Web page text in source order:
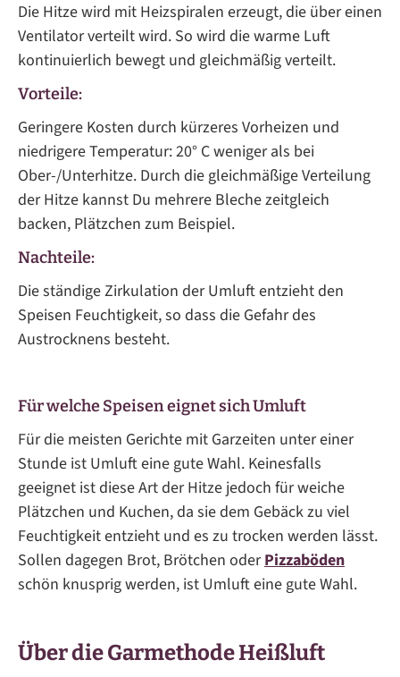
Die Hitze wird mit Heizspiralen erzeugt, die über einen
Ventilator verteilt wird. So wird die warme Luft
kontinuierlich bewegt und gleichmäßig verteilt.
Vorteile:
Geringere Kosten durch kürzeres Vorheizen und
niedrigere Temperatur: 20° C weniger als bei
Ober-/Unterhitze. Durch die gleichmäßige Verteilung
der Hitze kannst Du mehrere Bleche zeitgleich
backen, Plätzchen zum Beispiel.
Nachteile:
Die ständige Zirkulation der Umluft entzieht den
Speisen Feuchtigkeit, so dass die Gefahr des
Austrocknens besteht.
Für welche Speisen eignet sich Umluft
Für die meisten Gerichte mit Garzeiten unter einer
Stunde ist Umluft eine gute Wahl. Keinesfalls
geeignet ist diese Art der Hitze jedoch für weiche
Plätzchen und Kuchen, da sie dem Gebäck zu viel
Feuchtigkeit entzieht und es zu trocken werden lässt.
Sollen dagegen Brot, Brötchen oderPizzaböden
schön knusprig werden, ist Umluft eine gute Wahl.
Über die Garmethode Heißluft